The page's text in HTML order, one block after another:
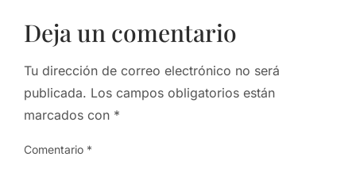
Deja un comentario
Tu dirección de correo electrónico no será
publicada. Los campos obligatorios están
marcados con *
Comentario *